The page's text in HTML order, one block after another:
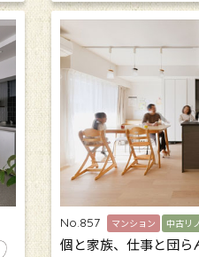
No.857 マンション 中古リ
個と家族、仕事と団